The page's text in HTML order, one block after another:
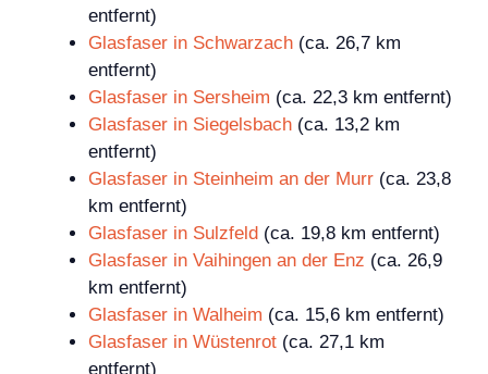
entfernt)
Glasfaser in Schwarzach (ca. 26,7 km
entfernt)
Glasfaser in Sersheim (ca. 22,3 km entfernt)
Glasfaser in Siegelsbach (ca. 13,2 km
entfernt)
Glasfaser in Steinheim an der Murr (ca. 23,8
km entfernt)
Glasfaser in Sulzfeld (ca. 19,8 km entfernt)
Glasfaser in Vaihingen an der Enz (ca. 26,9
km entfernt)
Glasfaser in Walheim (ca. 15,6 km entfernt)
Glasfaser in Wüstenrot (ca. 27,1 km
entfernt)